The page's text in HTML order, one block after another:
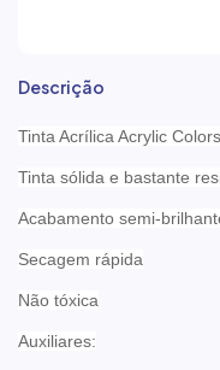
Descrição
Tinta Acrílica Acrylic
Tinta sólida e bastante
Acabamento semi-
Secagem rápida
Não tóxica
Auxiliares: